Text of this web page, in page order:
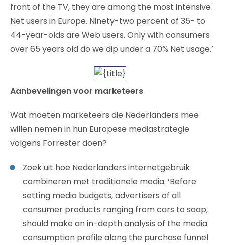
front of the TV, they are among the most intensive
Net users in Europe. Ninety-two percent of 35- to
44-year-olds are Web users. Only with consumers
over 65 years old do we dip under a 70% Net usage.’
Aanbevelingen voor marketeers
Wat moeten marketeers die Nederlanders mee
willen nemen in hun Europese mediastrategie
volgens Forrester doen?
Zoek uit hoe Nederlanders internetgebruik
combineren met traditionele media. ‘Before
setting media budgets, advertisers of all
consumer products ranging from cars to soap,
should make an in-depth analysis of the media
consumption profile along the purchase funnel